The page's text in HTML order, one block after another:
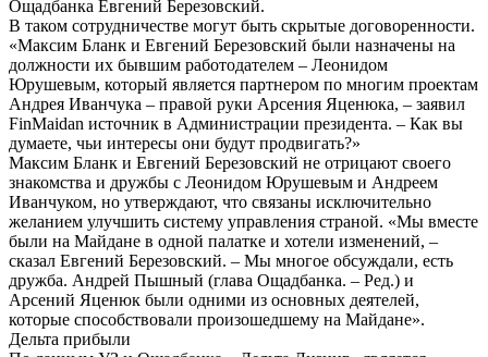
Ощадбанка Евгений Березовский.
В таком сотрудничестве могут быть скрытые договоренности.
«Максим Бланк и Евгений Березовский были назначены на
должности их бывшим работодателем – Леонидом
Юрушевым, который является партнером по многим проектам
Андрея Иванчука – правой руки Арсения Яценюка, – заявил
FinMaidan источник в Администрации президента. – Как вы
думаете, чьи интересы они будут продвигать?»
Максим Бланк и Евгений Березовский не отрицают своего
знакомства и дружбы с Леонидом Юрушевым и Андреем
Иванчуком, но утверждают, что связаны исключительно
желанием улучшить систему управления страной. «Мы вместе
были на Майдане в одной палатке и хотели изменений, –
сказал Евгений Березовский. – Мы многое обсуждали, есть
дружба. Андрей Пышный (глава Ощадбанка. – Ред.) и
Арсений Яценюк были одними из основных деятелей,
которые способствовали произошедшему на Майдане».
Дельта прибыли